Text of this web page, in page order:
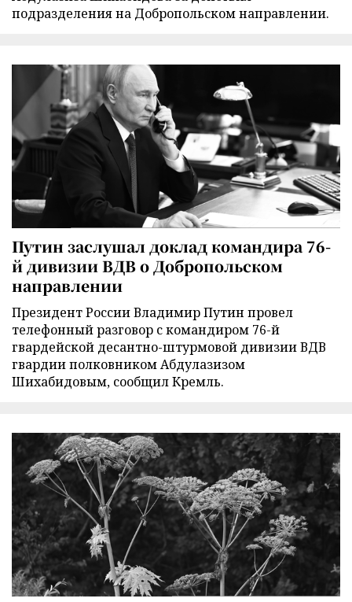
подразделения на Добропольском направлении.
Путин заслушал доклад командира 76-
й дивизии ВДВ о Добропольском
направлении
Президент России Владимир Путин провел
телефонный разговор с командиром 76-й
гвардейской десантно-штурмовой дивизии ВДВ
гвардии полковником Абдулазизом
Шихабидовым, сообщил Кремль.